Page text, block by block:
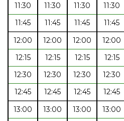
11:30
11:30 11:30 11:30
11:45
11:45 11:45 11:45
12:00
12:00 12:00 12:00
12:15
12:15 12:15 12:15
12:30
12:30 12:30 12:30
12:45
12:45 12:45 12:45
13:00
13:00 13:00 13:00